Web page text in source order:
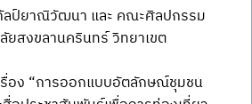
ป์ยาณิวัฒนา และ คณะศิลปกรรม
ยสงขลานครินทร์ วิทยาเขต
อง “การออกแบบอัตลักษณ์ชุมชน